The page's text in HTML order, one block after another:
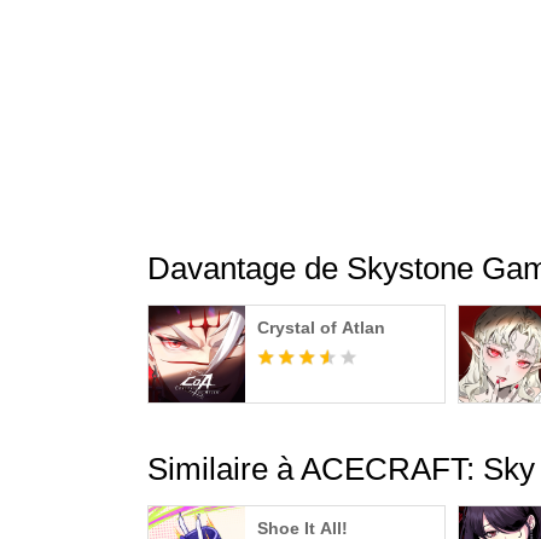
Davantage de Skystone
Crystal of Atlan
Similaire à ACECRAFT:
Shoe It All!